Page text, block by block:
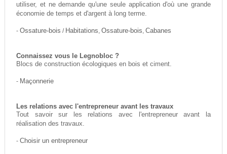
utiliser, et ne demande qu'une seule application d'où une grande
économie de temps et d'argent à long terme.
- Ossature-bois / Habitations, Ossature-bois, Cabanes
Connaissez vous le Legnobloc ?
Blocs de construction écologiques en bois et ciment.
- Maçonnerie
Les relations avec l'entrepreneur avant les travaux
Tout savoir sur les relations avec l'entrepreneur avant la
réalisation des travaux.
- Choisir un entrepreneur